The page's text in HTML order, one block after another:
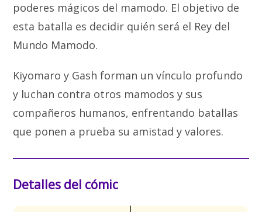
poderes mágicos del mamodo. El objetivo de
esta batalla es decidir quién será el Rey del
Mundo Mamodo.
Kiyomaro y Gash forman un vínculo profundo
y luchan contra otros mamodos y sus
compañeros humanos, enfrentando batallas
que ponen a prueba su amistad y valores.
Detalles del cómic